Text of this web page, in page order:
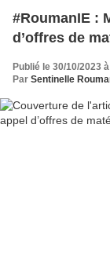
#RoumanIE :
d’offres de
Publié le 30/10/2023
Par Sentinelle